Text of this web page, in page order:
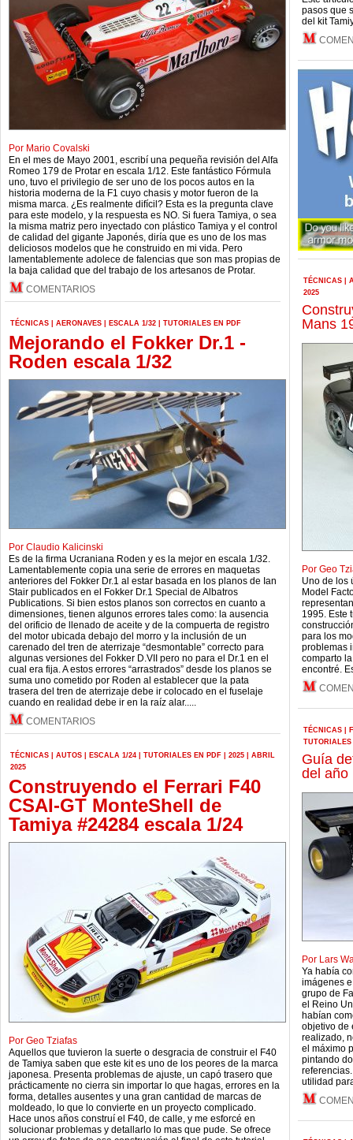
Por Mario Covalski
En el mes de Mayo 2001, escribí una pequeña revisión del Alfa
Romeo 179 de Protar en escala 1/12. Este fantástico Fórmula
uno, tuvo el privilegio de ser uno de los pocos autos en la
historia moderna de la F1 cuyo chasis y motor fueron de la
misma marca. ¿Es realmente difícil? Esta es la pregunta clave
para este modelo, y la respuesta es NO. Si fuera Tamiya, o sea
la misma matriz pero inyectado con plástico Tamiya y el control
de calidad del gigante Japonés, diría que es uno de los mas
deliciosos modelos que he construido en mi vida. Pero
lamentablemente adolece de falencias que son mas propias de
la baja calidad que del trabajo de los artesanos de Protar.
COMENTARIOS
TÉCNICAS AERONAVES ESCALA 1/32 TUTORIALES EN PDF
Mejorando el Fokker Dr.1 -
Roden escala 1/32
Por Claudio Kalicinski
Es de la firma Ucraniana Roden y es la mejor en escala 1/32.
Lamentablemente copia una serie de errores en maquetas
anteriores del Fokker Dr.1 al estar basada en los planos de Ian
Stair publicados en el Fokker Dr.1 Special de Albatros
Publications. Si bien estos planos son correctos en cuanto a
dimensiones, tienen algunos errores tales como: la ausencia
del orificio de llenado de aceite y de la compuerta de registro
del motor ubicada debajo del morro y la inclusión de un
carenado del tren de aterrizaje “desmontable” correcto para
algunas versiones del Fokker D.VII pero no para el Dr.1 en el
cual era fija. A estos errores “arrastrados” desde los planos se
suma uno cometido por Roden al establecer que la pata
trasera del tren de aterrizaje debe ir colocado en el fuselaje
cuando en realidad debe ir en la raíz alar.....
COMENTARIOS
TÉCNICAS AUTOS ESCALA 1/24 TUTORIALES EN PDF 2025
ABRIL
2025
Construyendo el Ferrari F40
CSAI-GT MonteShell de
Tamiya #24284 escala 1/24
Por Geo Tziafas
Aquellos que tuvieron la suerte o desgracia de construir el F40
de Tamiya saben que este kit es uno de los peores de la marca
japonesa. Presenta problemas de ajuste, un capó trasero que
prácticamente no cierra sin importar lo que hagas, errores en la
forma, detalles ausentes y una gran cantidad de marcas de
moldeado, lo que lo convierte en un proyecto complicado.
Hace unos años construí el F40, de calle, y me esforcé en
solucionar problemas y detallarlo lo mas que pude. Se ofrece
pasos que
del kit
TÉCNICAS
2025
Mans
Por Geo
Uno de los
Model
1995. Este
para los
problemas
comparto
encontré.
TÉCNICAS
TUTORIALES
Guía
del año
Por Lars
Ya había
imágenes
grupo de
el Reino
habían
objetivo de
realizado,
el máximo
pintando
utilidad